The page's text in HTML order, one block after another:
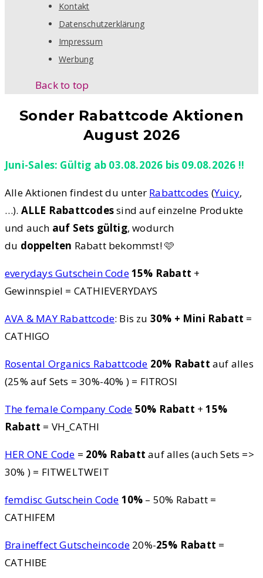
Kontakt
Datenschutzerklärung
Impressum
Werbung
Back to top
Sonder Rabattcode Aktionen
August 2026
Juni-Sales: Gültig ab 03.08.2026 bis 09.08.2026 !!
Alle Aktionen findest du unter Rabattcodes (Yuicy,
…). ALLE Rabattcodessind auf einzelne Produkte
und auch auf Sets gültig, wodurch
du doppelten Rabatt bekommst! 🩷
everydays Gutschein Code15% Rabatt +
Gewinnspiel = CATHIEVERYDAYS
AVA & MAY Rabattcode: Bis zu 30% + Mini Rabatt =
CATHIGO
Rosental Organics Rabattcode 20% Rabatt auf alles
(25% auf Sets = 30%-40% ) = FITROSI
The female Company Code 50% Rabatt +15%
Rabatt = VH_CATHI
HER ONE Code = 20% Rabatt auf alles (auch Sets =>
30% ) = FITWELTWEIT
femdisc Gutschein Code 10% – 50% Rabatt =
CATHIFEM
Braineffect Gutscheincode 20%-25% Rabatt =
CATHIBE